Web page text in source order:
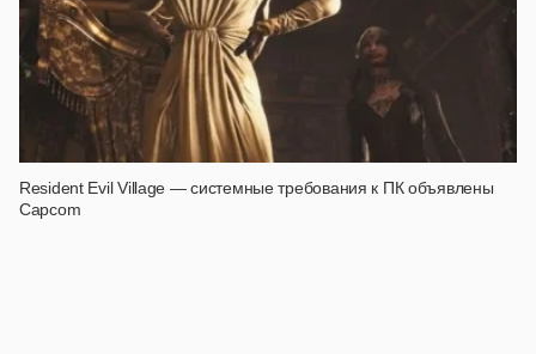
Resident Evil Village — системные требования к ПК объявлены
Capcom